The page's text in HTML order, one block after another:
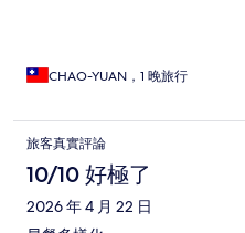
CHAO-YUAN，1 晚旅行
旅客真實評論
10/10 好極了
2026 年 4 月 22 日